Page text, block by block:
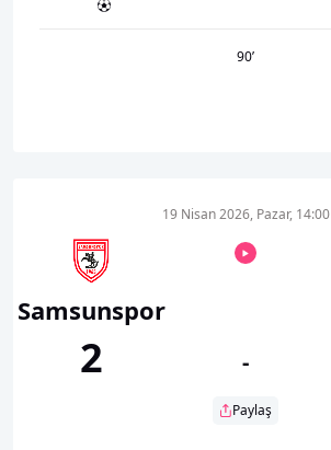
90’
Samsunspor
2
19 Nisan 2026, Pazar, 14:00
-
Paylaş